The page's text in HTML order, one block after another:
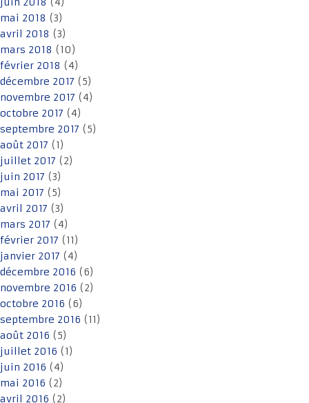
mai 2018 (3)
avril 2018 (3)
mars 2018 (10)
février 2018 (4)
décembre 2017 (5)
novembre 2017 (4)
octobre 2017 (4)
septembre 2017 (5)
août 2017 (1)
juillet 2017 (2)
juin 2017 (3)
mai 2017 (5)
avril 2017 (3)
mars 2017 (4)
février 2017 (11)
janvier 2017 (4)
décembre 2016 (6)
novembre 2016 (2)
octobre 2016 (6)
septembre 2016 (11)
août 2016 (5)
juillet 2016 (1)
juin 2016 (4)
mai 2016 (2)
avril 2016 (2)